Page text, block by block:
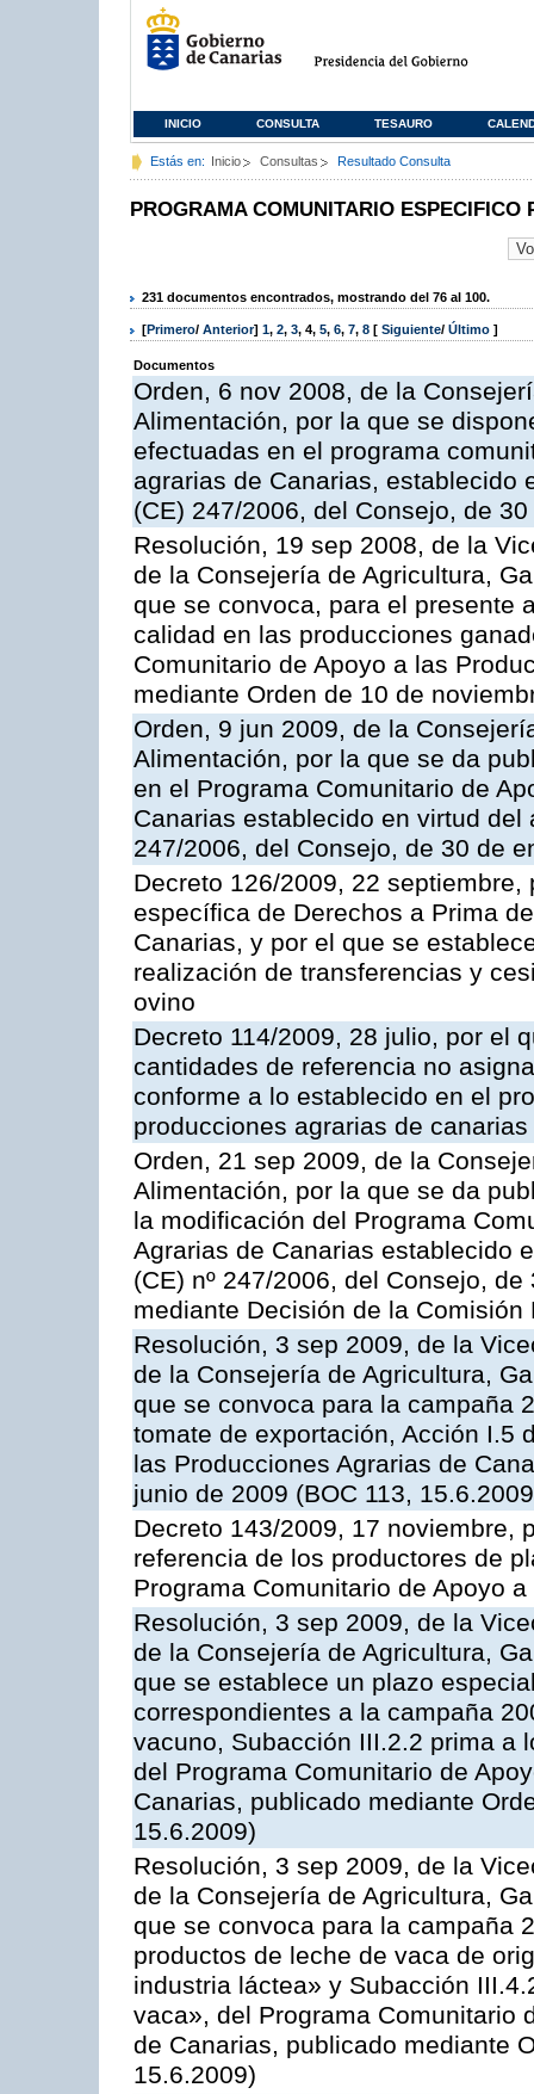
INICIO CONSULTA TESAURO
Estás en: Inicio Consultas Resultado Consulta
PROGRAMA COMUNITARIO ESPECIFICO
231 documentos encontrados, mostrando del 76 al 100.
[Primero/ Anterior] 1, 2, 3, 4, 5, 6, 7, 8 [ Siguiente/ Último ]
Documentos
Orden, 6 nov 2008, de la
Alimentación, por la que se
efectuadas en el programa
agrarias de Canarias, establecido
(CE) 247/2006, del Consejo, de
Resolución, 19 sep 2008, de la
de la Consejería de Agricultura,
que se convoca, para el presente
calidad en las producciones
Comunitario de Apoyo a las
mediante Orden de 10 de
Orden, 9 jun 2009, de la
Alimentación, por la que se da
en el Programa Comunitario de
Canarias establecido en virtud
247/2006, del Consejo, de 30 de
Decreto 126/2009, 22
específica de Derechos a Prima
Canarias, y por el que se
realización de transferencias y
ovino
Decreto 114/2009, 28 julio, por el
cantidades de referencia no
conforme a lo establecido en el
producciones agrarias de canarias
Orden, 21 sep 2009, de la
Alimentación, por la que se da
la modificación del Programa
Agrarias de Canarias establecido
(CE) nº 247/2006, del Consejo,
mediante Decisión de la
Resolución, 3 sep 2009, de la
de la Consejería de Agricultura,
que se convoca para la campaña
tomate de exportación, Acción I.5
las Producciones Agrarias de
junio de 2009 (BOC 113,
Decreto 143/2009, 17 noviembre,
referencia de los productores de
Programa Comunitario de Apoyo
Resolución, 3 sep 2009, de la
de la Consejería de Agricultura,
que se establece un plazo
correspondientes a la campaña
vacuno, Subacción III.2.2 prima a
del Programa Comunitario de
Canarias, publicado mediante
15.6.2009)
Resolución, 3 sep 2009, de la
de la Consejería de Agricultura,
que se convoca para la campaña
productos de leche de vaca de
industria láctea» y Subacción
vaca», del Programa Comunitario
de Canarias, publicado mediante
15.6.2009)